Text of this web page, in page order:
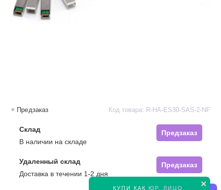
×
КУПИ КАК ЮР. ЛИЦО ,
Предзаказ Код товара: R-HA-ES30-SAS-2-NF
Склад
Предзаказ
В наличии на складе
Удаленный склад
Предзаказ
Доставка в течении 1-2 дня